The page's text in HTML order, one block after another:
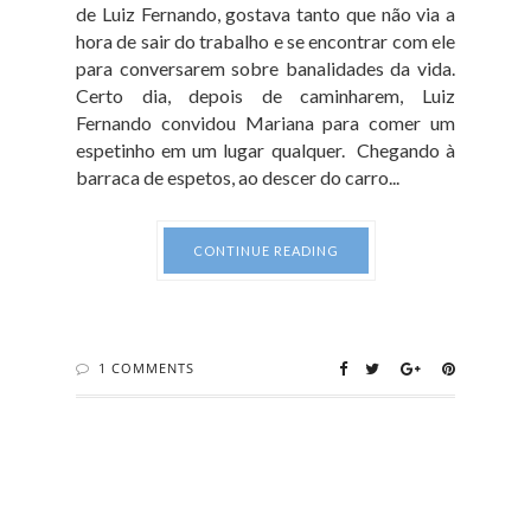
de Luiz Fernando, gostava tanto que não via a
hora de sair do trabalho e se encontrar com ele
para conversarem sobre banalidades da vida.
Certo dia, depois de caminharem, Luiz
Fernando convidou Mariana para comer um
espetinho em um lugar qualquer. Chegando à
barraca de espetos, ao descer do carro...
CONTINUE READING
1 COMMENTS